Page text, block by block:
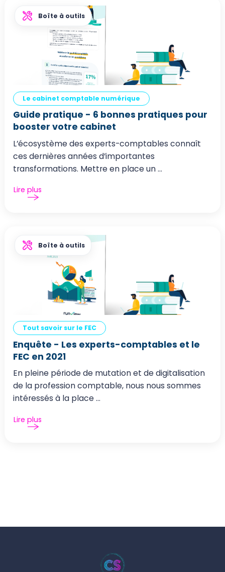
Boîte à outils
Le cabinet comptable numérique
Guide pratique - 6 bonnes pratiques pour
booster votre cabinet
L’écosystème des experts-comptables connaît
ces dernières années d’importantes
transformations. Mettre en place un ...
Lire plus
Boîte à outils
Tout savoir sur le FEC
Enquête - Les experts-comptables et le
FEC en 2021
En pleine période de mutation et de digitalisation
de la profession comptable, nous nous sommes
intéressés à la place ...
Lire plus